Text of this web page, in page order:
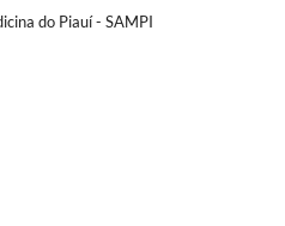
do Piauí - SAMPI